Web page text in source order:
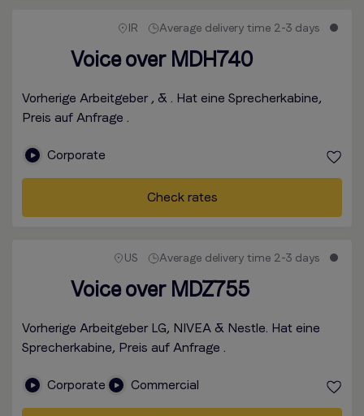
IR Average delivery time 2-3 days
Voice over MDH740
Vorherige Arbeitgeber , & . Hat eine Sprecherkabine,
Preis auf Anfrage .
Corporate
Check rates
US Average delivery time 2-3 days
Voice over MDZ755
Vorherige Arbeitgeber LG, NIVEA & Nestle. Hat eine
Sprecherkabine, Preis auf Anfrage .
Corporate Commercial